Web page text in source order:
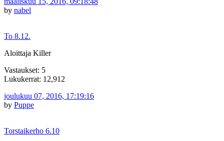
by nabel
To 8.12.
Aloittaja Killer
Vastaukset: 5
Lukukerrat: 12,912
joulukuu 07, 2016, 17:19:16
by Puppe
Torstaikerho 6.10